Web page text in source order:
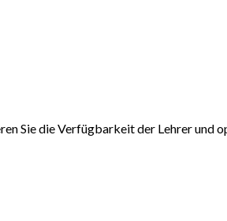
Sie die Verfügbarkeit der Lehrer und